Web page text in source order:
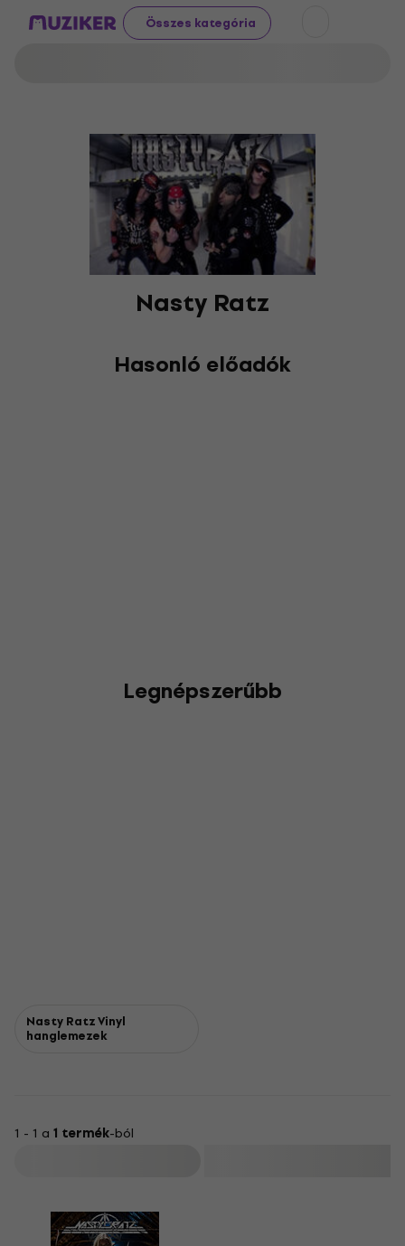
Összes kategória
Nasty Ratz
Hasonló előadók
Legnépszerűbb
Nasty Ratz Vinyl
hanglemezek
1 - 1 a 1 termék-ból